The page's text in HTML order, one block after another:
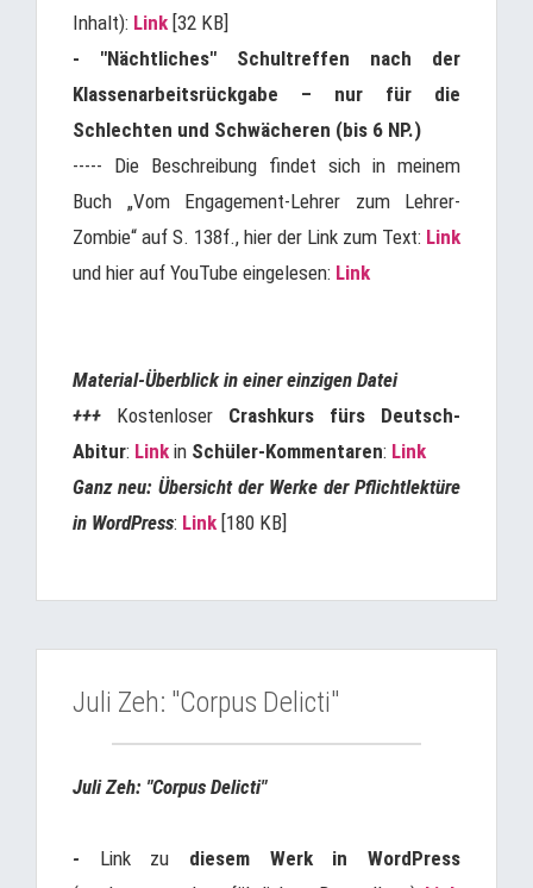
Inhalt): Link [32 KB]
- "Nächtliches" Schultreffen nach der
Klassenarbeitsrückgabe – nur für die
Schlechten und Schwächeren (bis 6 NP.)
----- Die Beschreibung findet sich in meinem
Buch „Vom Engagement-Lehrer zum Lehrer-
Zombie“ auf S. 138f., hier der Link zum Text: Link
und hier auf YouTube eingelesen: Link
Material-Überblick in einer einzigen Datei
+++ Kostenloser Crashkurs fürs Deutsch-
Abitur: Link in Schüler-Kommentaren: Link
Ganz neu: Übersicht der Werke der Pflichtlektüre
in WordPress: Link [180 KB]
Juli Zeh: "Corpus Delicti"
Juli Zeh: "Corpus Delicti"
- Link zu diesem Werk in WordPress